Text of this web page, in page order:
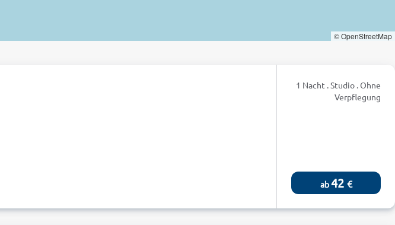
© OpenStreetMap
1 Nacht . Studio . Ohne
Verpflegung
ab42 €